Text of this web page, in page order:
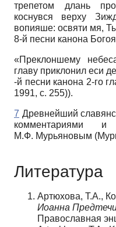
трепетом длань
коснувся верху
вопияше: освяти мя,
8-й песни канона
«Преклоншему
главу приклонил еси
-й песни канона 2-го
1991, с. 255)).
7 Древнейший
комментариями и
М.Ф. Мурьяновым
Литература
Артюхова, Т.А.,
Иоанна
Православная